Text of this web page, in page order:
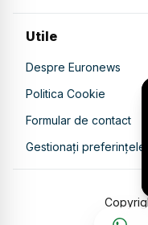
Utile
Despre Euronews
Politica Cookie
Formular de contact
Gestionați preferințele